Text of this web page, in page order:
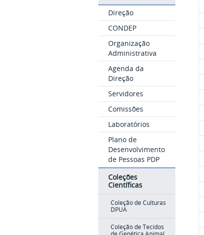
Direção
CONDEP
Organização
Administrativa
Agenda da
Direção
Servidores
Comissões
Laboratórios
Plano de
Desenvolvimento
de Pessoas PDP
Coleções
Científicas
Coleção de Culturas
DPUA
Coleção de Tecidos